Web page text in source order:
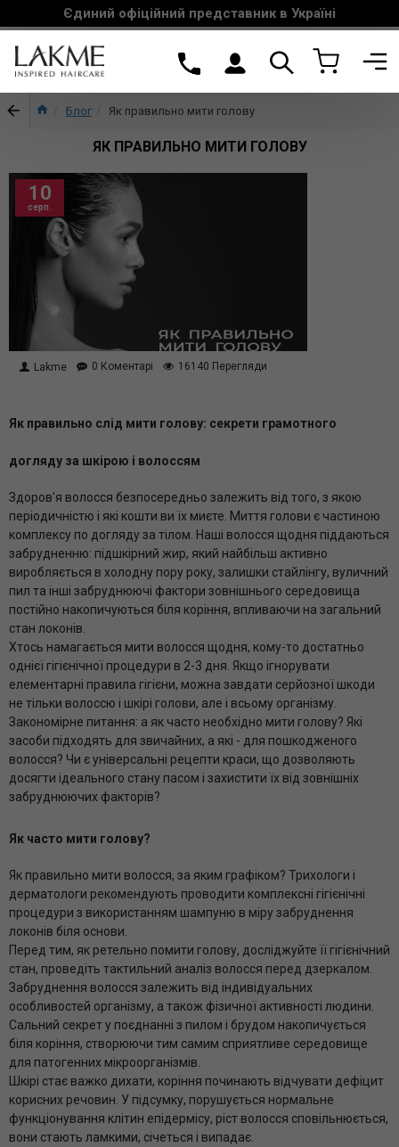
Єдиний офіційний представник в Україні
Блог Як правильно мити голову
ЯК ПРАВИЛЬНО МИТИ ГОЛОВУ
10
серп.
Lakme 0 Коментарі 16140 Перегляди
Як правильно слід мити голову: секрети грамотного
догляду за шкірою і волоссям
Здоров'я волосся безпосередньо залежить від того, з якою
періодичністю і які кошти ви їх миєте. Миття голови є частиною
комплексу по догляду за тілом. Наші волосся щодня піддаються
забрудненню: підшкірний жир, який найбільш активно
виробляється в холодну пору року, залишки стайлінгу, вуличний
пил та інші забруднюючі фактори зовнішнього середовища
постійно накопичуються біля коріння, впливаючи на загальний
стан локонів.
Хтось намагається мити волосся щодня, кому-то достатньо
однієї гігієнічної процедури в 2-3 дня. Якщо ігнорувати
елементарні правила гігієни, можна завдати серйозної шкоди
не тільки волоссю і шкірі голови, але і всьому організму.
Закономірне питання: а як часто необхідно мити голову? Які
засоби підходять для звичайних, а які - для пошкодженого
волосся? Чи є універсальні рецепти краси, що дозволяють
досягти ідеального стану пасом і захистити їх від зовнішніх
забруднюючих факторів?
Як часто мити голову?
Як правильно мити волосся, за яким графіком? Трихологи і
дерматологи рекомендують проводити комплексні гігієнічні
процедури з використанням шампуню в міру забруднення
локонів біля основи.
Перед тим, як ретельно помити голову, досліджуйте її гігієнічний
стан, проведіть тактильний аналіз волосся перед дзеркалом.
Забруднення волосся залежить від індивідуальних
особливостей організму, а також фізичної активності людини.
Сальний секрет у поєднанні з пилом і брудом накопичується
біля коріння, створюючи тим самим сприятливе середовище
для патогенних мікроорганізмів.
Шкірі стає важко дихати, коріння починають відчувати дефіцит
корисних речовин. У підсумку, порушується нормальне
функціонування клітин епідермісу, ріст волосся сповільнюється,
вони стають ламкими, січеться і випадає.